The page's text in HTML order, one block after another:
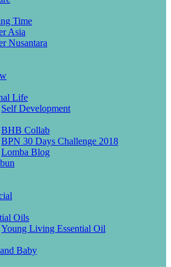
Time
Asia
Nusantara
Life
Self Development
BHB Collab
BPN 30 Days Challenge 2018
Lomba Blog
Oils
Young Living Essential Oil
Baby